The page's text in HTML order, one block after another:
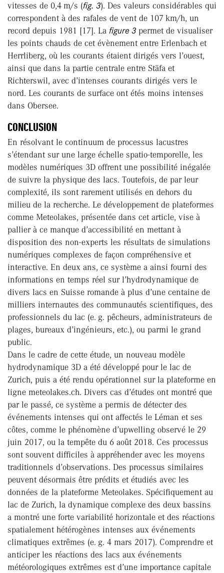
vitesses de 0,4 m/s (fig. 3). Des valeurs considérables qui
correspondent à des rafales de vent de 107 km/h, un
record depuis 1981 [17]. La figure 3 permet de visualiser
les points chauds de cet évènement entre Erlenbach et
Herrliberg, où les courants étaient dirigés vers l’ouest,
ainsi que dans la partie centrale entre Stäfa et
Richterswil, avec d’intenses courants dirigés vers le
nord. Les courants de surface ont étés moins intenses
dans Obersee.
CONCLUSION
En résolvant le continuum de processus lacustres
s’étendant sur une large échelle spatio-temporelle, les
modèles numériques 3D offrent une possibilité inégalée
de suivre la physique des lacs. Toutefois, de par leur
complexité, ils sont rarement utilisés en dehors du
milieu de la recherche. Le développement de plateformes
comme Meteolakes, présentée dans cet article, vise à
pallier à ce manque d’accessibilité en mettant à
disposition des non-experts les résultats de simulations
numériques complexes de façon compréhensive et
interactive. En deux ans, ce système a ainsi fourni des
informations en temps réel sur l’hydrodynamique de
divers lacs en Suisse romande à plus d’une centaine de
milliers internautes des communautés scientifiques, des
professionnels du lac (e. g. pêcheurs, administrateurs de
plages, bureaux d’ingénieurs, etc.), ou parmi le grand
public.
Dans le cadre de cette étude, un nouveau modèle
hydrodynamique 3D a été développé pour le lac de
Zurich, puis a été rendu opérationnel sur la plateforme en
ligne meteolakes.ch. Divers cas d’études ont montré que
par le passé, ce système a permis de détecter des
événements intenses qui ont affectés le Léman et ses
côtes, comme le phénomène d’upwelling observé le 29
juin 2017, ou la tempête du 6 août 2018. Ces processus
sont souvent difficiles à appréhender avec les moyens
traditionnels d’observations. Des processus similaires
peuvent désormais être prédits et étudiés avec les
données de la plateforme Meteolakes. Spécifiquement au
lac de Zurich, la dynamique complexe des deux bassins
a montré une forte variabilité horizontale et des réactions
spatialement hétérogènes intenses aux événements
climatiques extrêmes (e. g. 4 mars 2017). Comprendre et
anticiper les réactions des lacs aux événements
météorologiques extrêmes est d’une importance capitale